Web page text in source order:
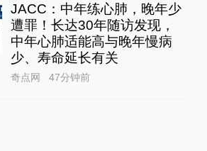
JACC：中年练心肺，晚年少
遭罪！长达30年随访发现，
中年心肺适能高与晚年慢病
少、寿命延长有关
奇点网 47分钟前